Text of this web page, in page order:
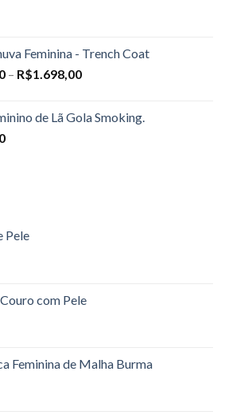
Feminina - Trench Coat
– R$1.698,00Price
through
de Lã Gola Smoking.
Pele
com Pele
Feminina de Malha Burma